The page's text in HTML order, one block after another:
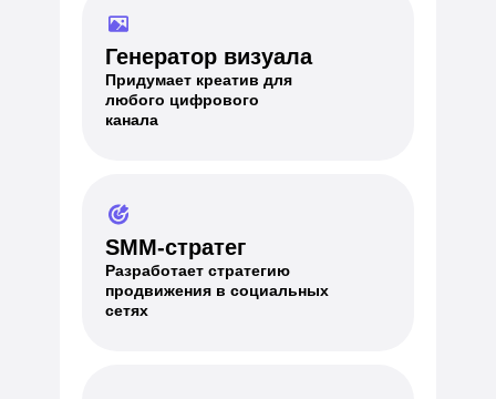
Генератор визуала
Придумает креатив для
любого цифрового
канала
SMM-стратег
Разработает стратегию
продвижения в социальных
сетях